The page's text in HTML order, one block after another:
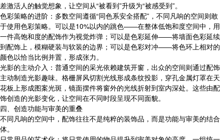
差激活人的触觉想象，让空间从“被看到”升级为“被感受到”。
色彩策略的进阶：多数空间遵循“同色系安全搭配”，不同凡响的空间则敢
于使用色彩策略。可以是10%以内的跳色——在整体低饱和度空间中，用
一件高饱和度的配饰作为视觉炸弹；可以是色彩延伸——将墙面色彩延续
到配饰上，模糊硬装与软装的边界；可以是色彩对冲——将色环上相对的
颜色以恰当比例并置，形成张力。
光影的主动介入：普通空间的采光依赖建筑开窗，出众的空间则通过配饰
主动制造光影趣味。格栅屏风切割光线形成条纹投影，穿孔金属灯罩在天
花板上形成图案光斑，镜面摆件将窗外的光线折射到室内深处。这些由配
饰创造的光影变化，让空间在不同时段呈现不同面貌。
四、创造功能与审美的重叠
不同凡响的空间中，配饰往往不是纯粹的装饰品，而是功能与审美的结合
体。